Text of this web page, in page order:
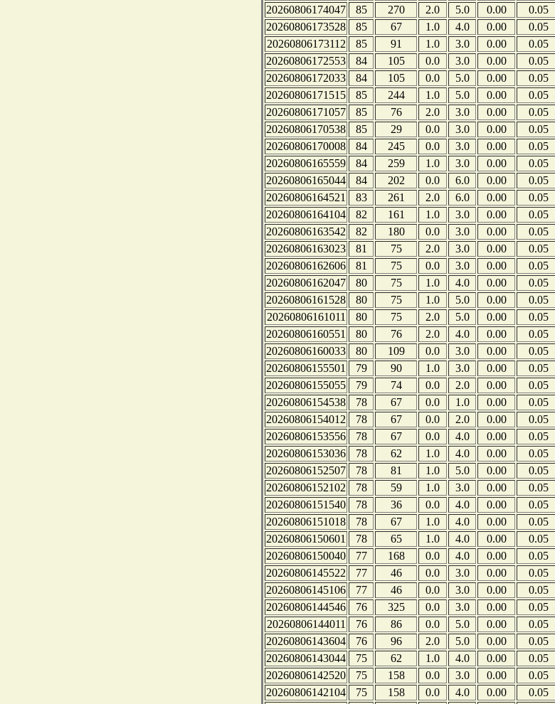
20260806174047
85 270 2.0 5.0 0.00 0.05
20260806173528
85 67 1.0 4.0 0.00 0.05
20260806173112
85 91 1.0 3.0 0.00 0.05
20260806172553
84 105 0.0 3.0 0.00 0.05
20260806172033
84 105 0.0 5.0 0.00 0.05
20260806171515
85 244 1.0 5.0 0.00 0.05
20260806171057
85 76 2.0 3.0 0.00 0.05
20260806170538
85 29 0.0 3.0 0.00 0.05
20260806170008
84 245 0.0 3.0 0.00 0.05
20260806165559
84 259 1.0 3.0 0.00 0.05
20260806165044
84 202 0.0 6.0 0.00 0.05
20260806164521
83 261 2.0 6.0 0.00 0.05
20260806164104
82 161 1.0 3.0 0.00 0.05
20260806163542
82 180 0.0 3.0 0.00 0.05
20260806163023
81 75 2.0 3.0 0.00 0.05
20260806162606
81 75 0.0 3.0 0.00 0.05
20260806162047
80 75 1.0 4.0 0.00 0.05
20260806161528
80 75 1.0 5.0 0.00 0.05
20260806161011
80 75 2.0 5.0 0.00 0.05
20260806160551
80 76 2.0 4.0 0.00 0.05
20260806160033
80 109 0.0 3.0 0.00 0.05
20260806155501
79 90 1.0 3.0 0.00 0.05
20260806155055
79 74 0.0 2.0 0.00 0.05
20260806154538
78 67 0.0 1.0 0.00 0.05
20260806154012
78 67 0.0 2.0 0.00 0.05
20260806153556
78 67 0.0 4.0 0.00 0.05
20260806153036
78 62 1.0 4.0 0.00 0.05
20260806152507
78 81 1.0 5.0 0.00 0.05
20260806152102
78 59 1.0 3.0 0.00 0.05
20260806151540
78 36 0.0 4.0 0.00 0.05
20260806151018
78 67 1.0 4.0 0.00 0.05
20260806150601
78 65 1.0 4.0 0.00 0.05
20260806150040
77 168 0.0 4.0 0.00 0.05
20260806145522
77 46 0.0 3.0 0.00 0.05
20260806145106
77 46 0.0 3.0 0.00 0.05
20260806144546
76 325 0.0 3.0 0.00 0.05
20260806144011
76 86 0.0 5.0 0.00 0.05
20260806143604
76 96 2.0 5.0 0.00 0.05
20260806143044
75 62 1.0 4.0 0.00 0.05
20260806142520
75 158 0.0 3.0 0.00 0.05
20260806142104
75 158 0.0 4.0 0.00 0.05